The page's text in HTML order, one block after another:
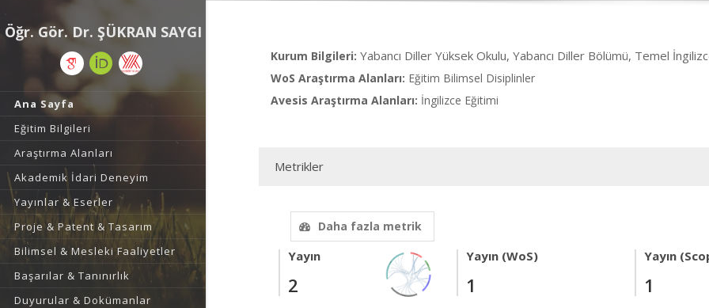
Öğr. Gör. Dr. ŞÜKRAN SAYGI
Ana Sayfa
Eğitim Bilgileri
Araştırma Alanları
Akademik İdari Deneyim
Yayınlar & Eserler
Proje & Patent & Tasarım
Bilimsel & Mesleki Faaliyetler
Başarılar & Tanınırlık
Duyurular & Dokümanlar
Kurum Bilgileri: Yabancı Diller Yüksek Okulu, Yabancı Diller Bölümü, Temel
WoS Araştırma Alanları: Eğitim Bilimsel Disiplinler
Avesis Araştırma Alanları: İngilizce Eğitimi
Metrikler
Daha fazla metrik
Yayın
2
Yayın (WoS)
1
Yayın
1